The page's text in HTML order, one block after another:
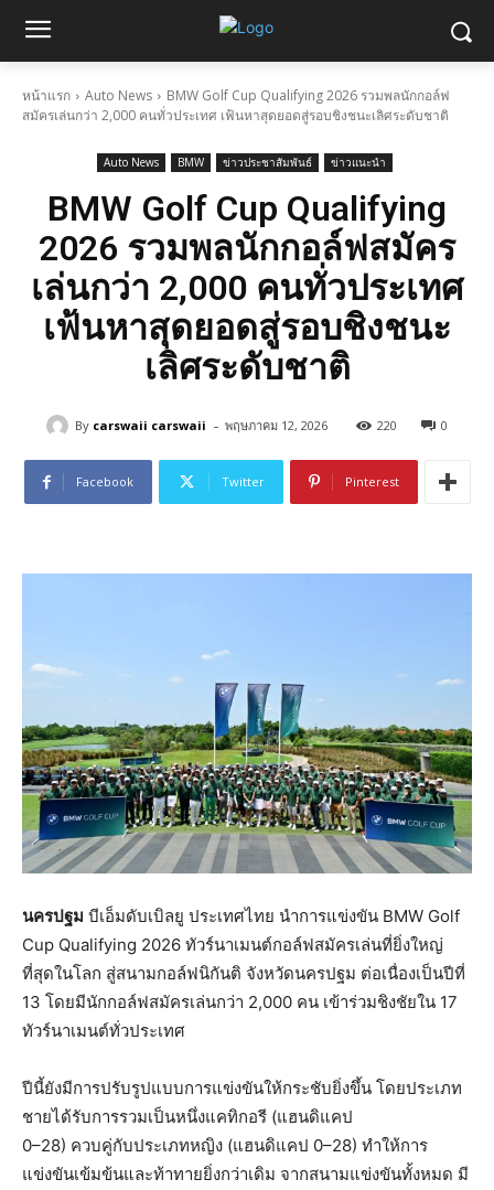
หน้าแรก Auto News
BMW Golf Cup Qualifying 2026 รวมพลนักกอล์ฟ
สมัครเล่นกว่า 2,000 คนทั่วประเทศ เฟ้นหาสุดยอดสู่รอบชิงชนะเลิศระดับชาติ
Auto News BMW ข่าวประชาสัมพันธ์ ข่าวแนะนำ
BMW Golf Cup Qualifying
2026 รวมพลนักกอล์ฟสมัคร
เล่นกว่า 2,000 คนทั่วประเทศ
เฟ้นหาสุดยอดสู่รอบชิงชนะ
เลิศระดับชาติ
By carswaii carswaii - พฤษภาคม 12, 2026 220 0
Facebook Twitter Pinterest
นครปฐม บีเอ็มดับเบิลยู ประเทศไทย นำการแข่งขัน BMW Golf
Cup Qualifying 2026 ทัวร์นาเมนต์กอล์ฟสมัครเล่นที่ยิ่งใหญ่
ที่สุดในโลก สู่สนามกอล์ฟนิกันติ จังหวัดนครปฐม ต่อเนื่องเป็นปีที่
13 โดยมีนักกอล์ฟสมัครเล่นกว่า 2,000 คน เข้าร่วมชิงชัยใน 17
ทัวร์นาเมนต์ทั่วประเทศ
ปีนี้ยังมีการปรับรูปแบบการแข่งขันให้กระชับยิ่งขึ้น โดยประเภท
ชายได้รับการรวมเป็นหนึ่งแคทิกอรี (แฮนดิแคป
0–28) ควบคู่กับประเภทหญิง (แฮนดิแคป 0–28) ทำให้การ
แข่งขันเข้มข้นและท้าทายยิ่งกว่าเดิม จากสนามแข่งขันทั้งหมด มี